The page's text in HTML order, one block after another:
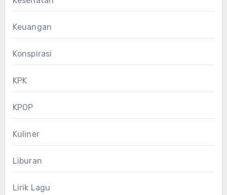
Keuangan
Konspirasi
KPK
KPOP
Kuliner
Liburan
Lirik Lagu